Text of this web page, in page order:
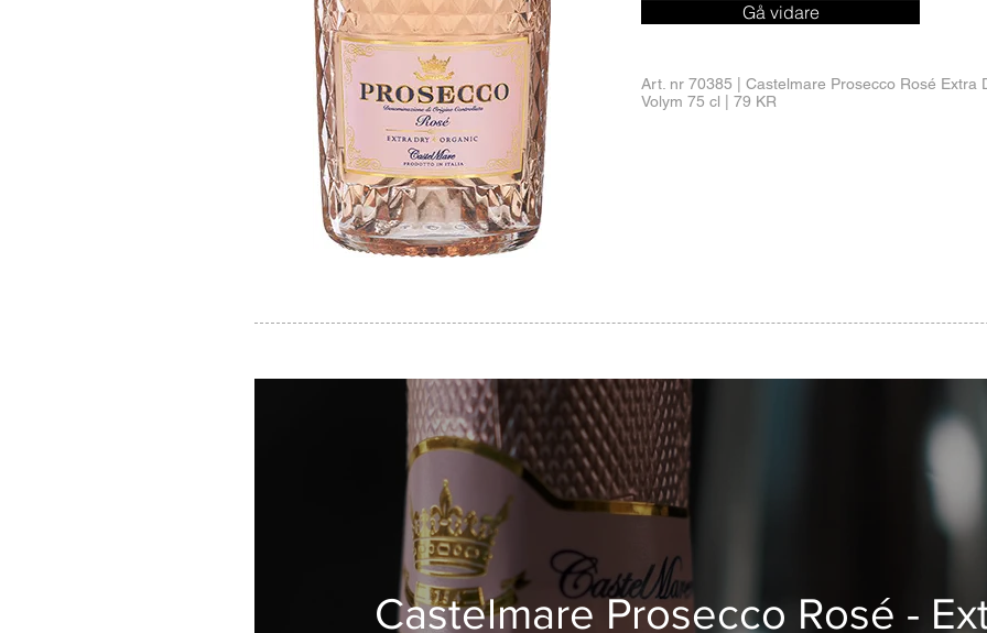
Gå vidare
Art. nr 70385 | Castelmare Prosecco Rosé Extra
Volym 75 cl | 79 KR
Castelmare Prosecco Rosé -